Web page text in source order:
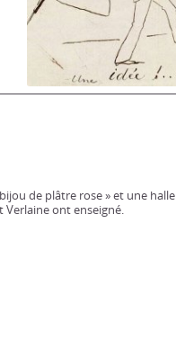
de plâtre rose » et une halle
Verlaine ont enseigné.